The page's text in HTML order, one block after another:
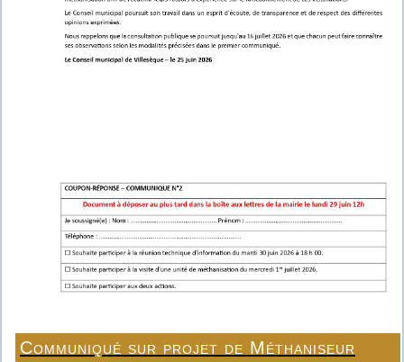
Communiqué sur projet de Méthaniseur